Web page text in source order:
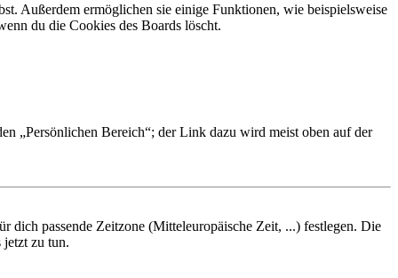
Außerdem ermöglichen sie einige Funktionen, wie beispielsweise
du die Cookies des Boards löscht.
„Persönlichen Bereich“; der Link dazu wird meist oben auf der
dich passende Zeitzone (Mitteleuropäische Zeit, ...) festlegen. Die
jetzt zu tun.